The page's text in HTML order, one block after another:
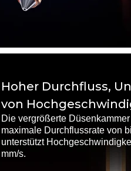
Hoher Durchfluss,
von
Die vergrößerte
maximale Durchflussrate von
unterstützt
mm/s.